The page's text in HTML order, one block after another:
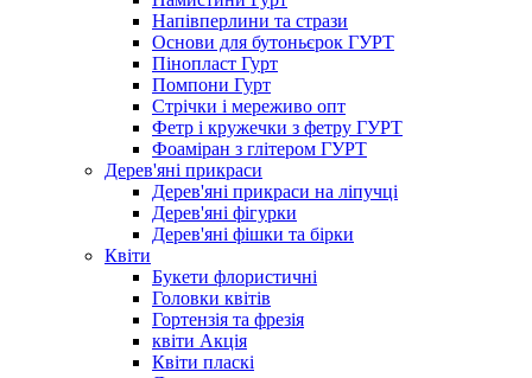
Напівперлини та стрази
Основи для бутоньєрок ГУРТ
Пінопласт Гурт
Помпони Гурт
Стрічки і мереживо опт
Фетр і кружечки з фетру ГУРТ
Фоаміран з глітером ГУРТ
Дерев'яні прикраси
Дерев'яні прикраси на ліпучці
Дерев'яні фігурки
Дерев'яні фішки та бірки
Квіти
Букети флористичні
Головки квітів
Гортензія та фрезія
квіти Акція
Квіти пласкі